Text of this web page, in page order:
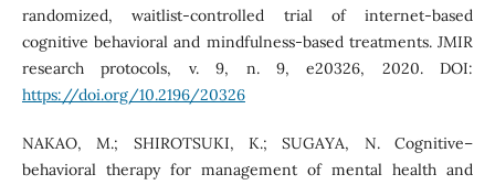
randomized, waitlist-controlled trial of internet-based
cognitive behavioral and mindfulness-based treatments. JMIR
research protocols, v. 9, n. 9, e20326, 2020. DOI:
https://doi.org/10.2196/20326
NAKAO, M.; SHIROTSUKI, K.; SUGAYA, N. Cognitive–
behavioral therapy for management of mental health and